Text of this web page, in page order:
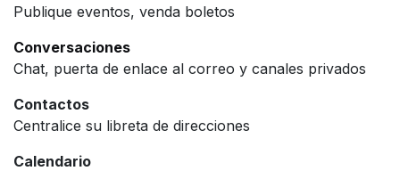
Publique eventos, venda boletos
Conversaciones
Chat, puerta de enlace al correo y canales privados
Contactos
Centralice su libreta de direcciones
Calendario